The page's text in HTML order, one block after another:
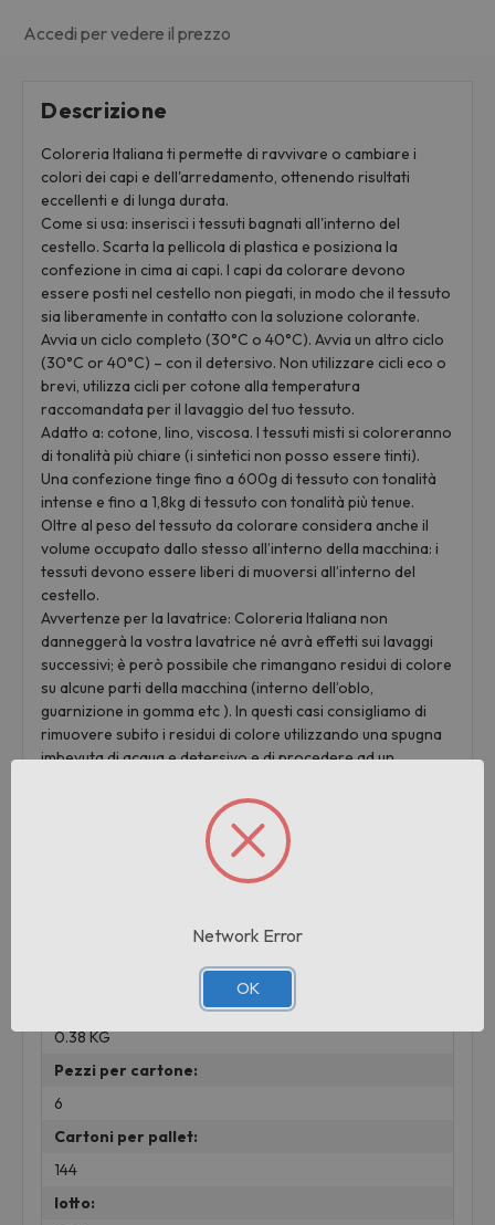
Accedi per vedere il prezzo
Descrizione
Coloreria Italiana ti permette di ravvivare o cambiare i
colori dei capi e dell'arredamento, ottenendo risultati
eccellenti e di lunga durata.
Come si usa: inserisci i tessuti bagnati all'interno del
cestello. Scarta la pellicola di plastica e posiziona la
confezione in cima ai capi. I capi da colorare devono
essere posti nel cestello non piegati, in modo che il tessuto
sia liberamente in contatto con la soluzione colorante.
Avvia un ciclo completo (30°C o 40°C). Avvia un altro ciclo
(30°C or 40°C) – con il detersivo. Non utilizzare cicli eco o
brevi, utilizza cicli per cotone alla temperatura
raccomandata per il lavaggio del tuo tessuto.
Adatto a: cotone, lino, viscosa. I tessuti misti si coloreranno
di tonalità più chiare (i sintetici non posso essere tinti).
Una confezione tinge fino a 600g di tessuto con tonalità
intense e fino a 1,8kg di tessuto con tonalità più tenue.
Oltre al peso del tessuto da colorare considera anche il
volume occupato dallo stesso all’interno della macchina: i
tessuti devono essere liberi di muoversi all’interno del
cestello.
Avvertenze per la lavatrice: Coloreria Italiana non
danneggerà la vostra lavatrice né avrà effetti sui lavaggi
successivi; è però possibile che rimangano residui di colore
su alcune parti della macchina (interno dell’oblo,
guarnizione in gomma etc ). In questi casi consigliamo di
rimuovere subito i residui di colore utilizzando una spugna
imbevuta di acqua e detersivo e di procedere ad un
Informazioni aggiuntive
COLORERIA ITALIANA
0.38 KG
Pezzi per cartone:
6
Cartoni per pallet:
144
lotto:
Network Error
OK